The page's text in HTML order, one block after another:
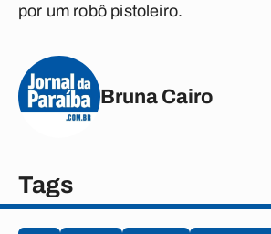
por um robô pistoleiro.
Bruna Cairo
Tags